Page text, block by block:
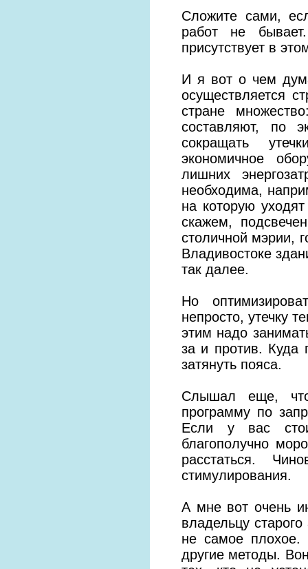
Сложите сами,
работ не
присутствует в
И я вот о чем
осуществляется
стране
составляют, по
сокращать
экономичное
лишних
необходима,
на которую
скажем,
столичной мэрии,
Владивостоке
так далее.
Но
непросто, утечку
этим надо
за и против. Куда
затянуть пояса.
Слышал еще, что
программу по
Если у вас
благополучно
расстаться.
стимулирования.
А мне вот очень
владельцу
не самое плохое.
другие методы.